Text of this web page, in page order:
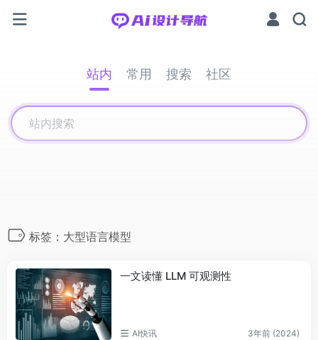
站内 常用 搜索 社区
标签：大型语言模型
一文读懂 LLM 可观测性
AI快讯 3年前 (2024)